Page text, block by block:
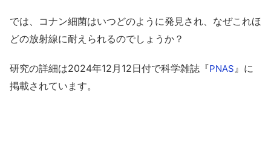
では、コナン細菌はいつどのように発見され、なぜこれほ
どの放射線に耐えられるのでしょうか？
研究の詳細は2024年12月12日付で科学雑誌『PNAS 』に
掲載されています。